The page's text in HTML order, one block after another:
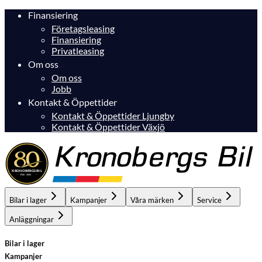
Finansiering
Företagsleasing
Finansiering
Privatleasing
Om oss
Om oss
Jobb
Kontakt & Öppettider
Kontakt & Öppettider Ljungby
Kontakt & Öppettider Växjö
Bilar i lager Kampanjer Våra märken Service
Anläggningar
Bilar i lager
Kampanjer